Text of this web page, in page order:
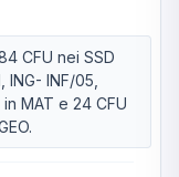
CFU nei SSD
ING- INF/05,
MAT e 24 CFU